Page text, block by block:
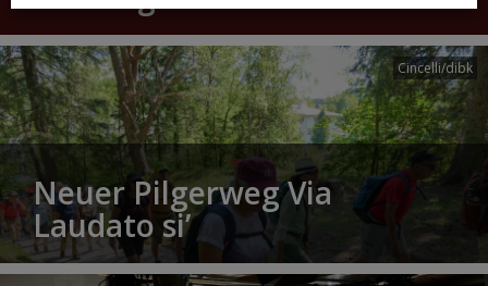
Cincelli/dibk
Neuer Pilgerweg Via
Laudato si’